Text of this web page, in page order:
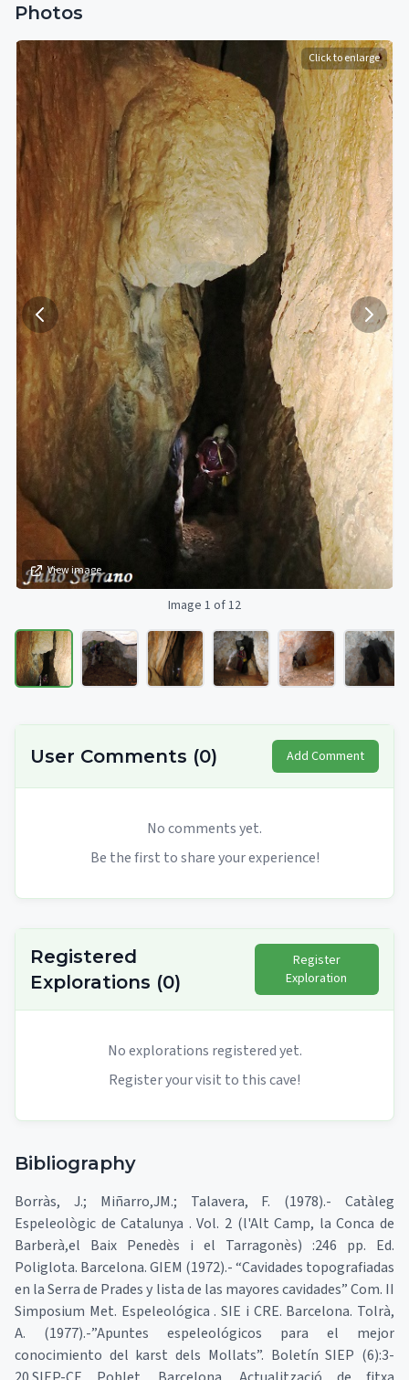
Photos
View image
Click to enlarge
Image 1 of 12
User Comments (0) Add Comment
No comments yet.
Be the first to share your experience!
Registered
Explorations (0)
Register
Exploration
No explorations registered yet.
Register your visit to this cave!
Bibliography
Borràs, J.; Miñarro,JM.; Talavera, F. (1978).- Catàleg
Espeleològic de Catalunya . Vol. 2 (l'Alt Camp, la Conca de
Barberà,el Baix Penedès i el Tarragonès) :246 pp. Ed.
Poliglota. Barcelona. GIEM (1972).- “Cavidades topografiadas
en la Serra de Prades y lista de las mayores cavidades” Com. II
Simposium Met. Espeleológica . SIE i CRE. Barcelona. Tolrà,
A. (1977).-”Apuntes espeleológicos para el mejor
conocimiento del karst dels Mollats”. Boletín SIEP (6):3-